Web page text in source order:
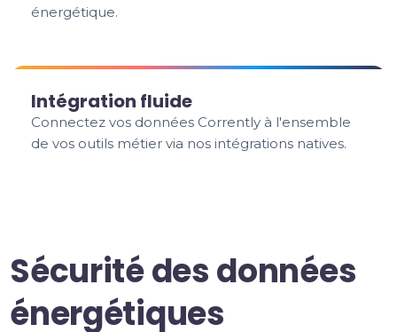
énergétique.
Intégration fluide
Connectez vos données Corrently à l'ensemble
de vos outils métier via nos intégrations natives.
Sécurité des données
énergétiques